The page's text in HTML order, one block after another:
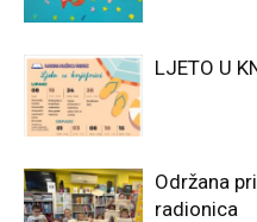
LJETO U
Održana
radionica